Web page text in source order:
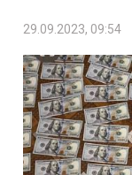
29.09.2023, 09:54